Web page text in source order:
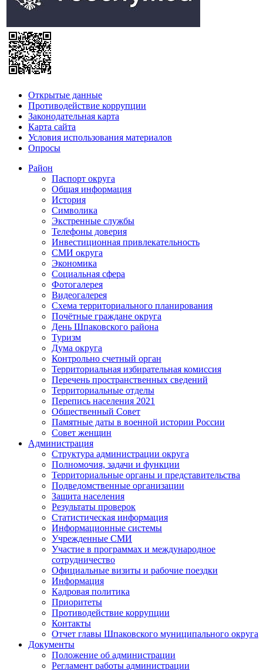
Открытые данные
Противодействие коррупции
Законодательная карта
Карта сайта
Условия использования материалов
Опросы
Район
Паспорт округа
Общая информация
История
Символика
Экстренные службы
Телефоны доверия
Инвестиционная привлекательность
СМИ округа
Экономика
Социальная сфера
Фотогалерея
Видеогалерея
Схема территориального планирования
Почётные граждане округа
День Шпаковского района
Туризм
Дума округа
Контрольно счетный орган
Территориальная избирательная комиссия
Перечень пространственных сведений
Территориальные отделы
Перепись населения 2021
Общественный Совет
Памятные даты в военной истории России
Совет женщин
Администрация
Структура администрации округа
Полномочия, задачи и функции
Территориальные органы и представительства
Подведомственные организации
Защита населения
Результаты проверок
Статистическая информация
Информационные системы
Учрежденные СМИ
Участие в программах и международное
сотрудничество
Официальные визиты и рабочие поездки
Информация
Кадровая политика
Приоритеты
Противодействие коррупции
Контакты
Отчет главы Шпаковского муниципального округа
Документы
Положение об администрации
Регламент работы администрации